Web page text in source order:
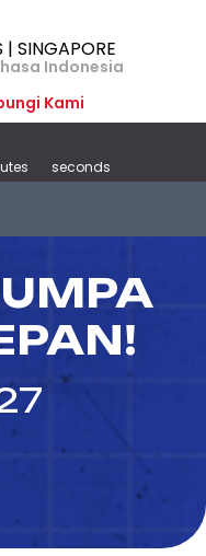
| SINGAPORE
Indonesia
Kami
seconds